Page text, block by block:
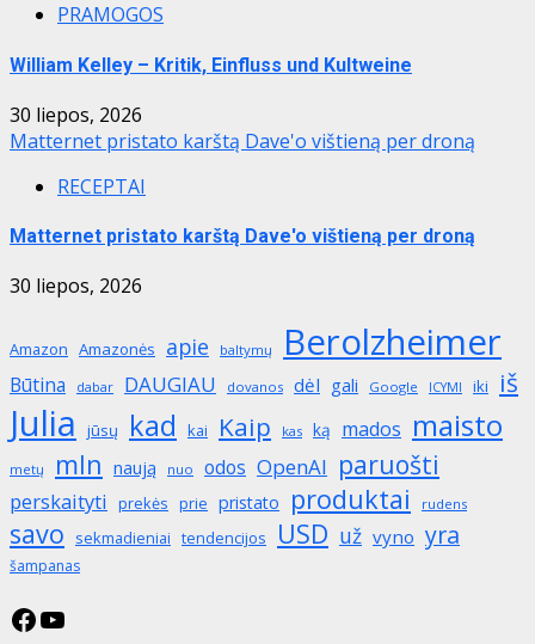
PRAMOGOS
William Kelley – Kritik, Einfluss und Kultweine
30 liepos, 2026
Matternet pristato karštą Dave'o vištieną per droną
RECEPTAI
Matternet pristato karštą Dave'o vištieną per droną
30 liepos, 2026
Amazon Amazonės apie baltymų Berolzheimer
Būtina dabar DAUGIAU dovanos dėl gali Google ICYMI iki iš
Julia jūsų kad kai Kaip kas ką mados maisto
metų mln naują nuo odos OpenAI paruošti
perskaityti prekės prie pristato produktai rudens
savo sekmadieniai tendencijos USD už vyno yra
šampanas
Facebook
YouTube